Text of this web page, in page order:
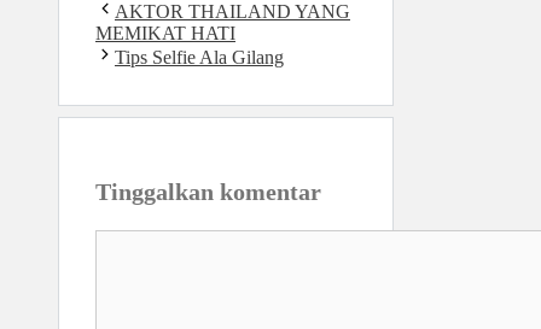
AKTOR THAILAND YANG
MEMIKAT HATI
Tips Selfie Ala Gilang
Tinggalkan komentar